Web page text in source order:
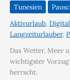
Tunesien
Aktivurlaub,
Langzeiturlauber,
Das Wetter, Meer
wichtigster
herrscht.